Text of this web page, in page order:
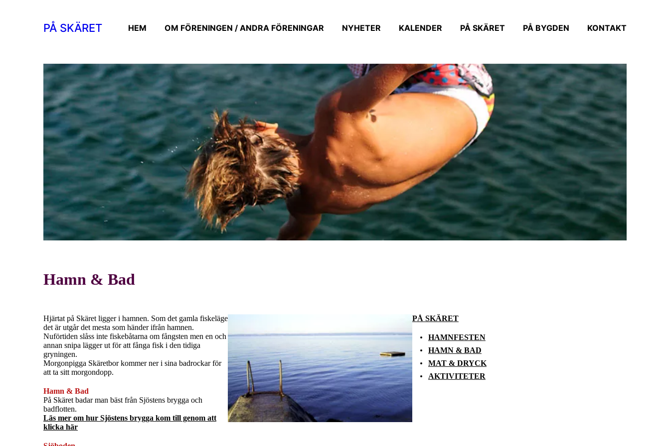
PÅ SKÄRET HEM OM FÖRENINGEN / ANDRA FÖRENINGAR NYHETER KALENDER PÅ SKÄRET PÅ BYGDEN KONTAKT
Hamn & Bad
Hjärtat på Skäret ligger i hamnen. Som det gamla fiskeläge
det är utgår det mesta som händer ifrån hamnen.
Nuförtiden slåss inte fiskebåtarna om fångsten men en och
annan snipa lägger ut för att fånga fisk i den tidiga
gryningen.
Morgonpigga Skäretbor kommer ner i sina badrockar för
att ta sitt morgondopp.
Hamn & Bad
På Skäret badar man bäst från Sjöstens brygga och
badflotten.
Läs mer om hur Sjöstens brygga kom till genom att
klicka här
PÅ SKÄRET
HAMNFESTEN
HAMN & BAD
MAT & DRYCK
AKTIVITETER